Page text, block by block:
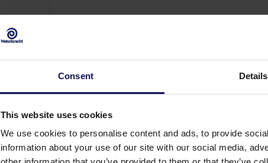
Consent Details
This website uses cookies
We use cookies to personalise content and ads, to provide
information about your use of our site with our social media,